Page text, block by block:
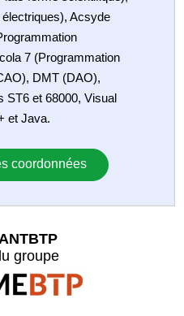
Acsyde
7 (Programmation
DMT (DAO),
ST6 et 68000, Visual
et Java.
coordonnées
groupe